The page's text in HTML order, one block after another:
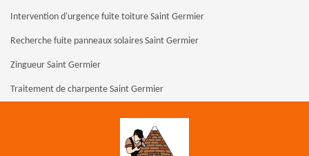
Intervention d'urgence fuite toiture Saint Germier
Recherche fuite panneaux solaires Saint Germier
Zingueur Saint Germier
Traitement de charpente Saint Germier